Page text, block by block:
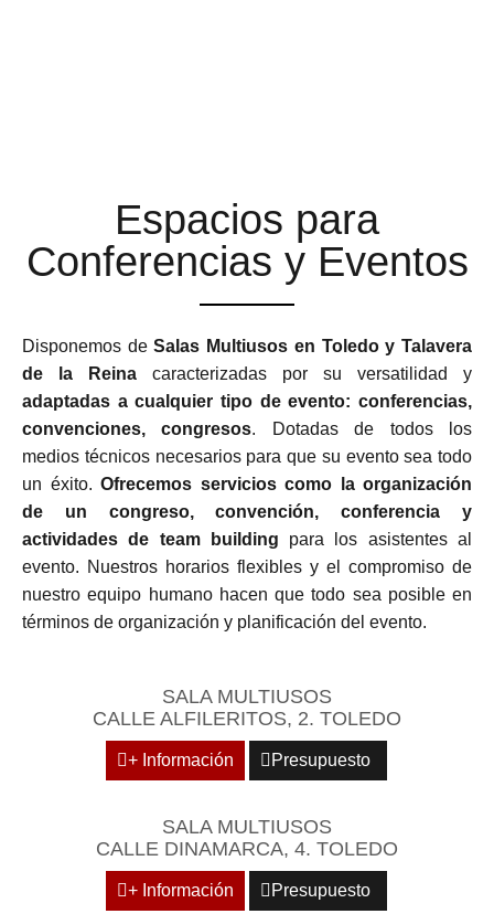
Espacios para
Conferencias y Eventos
Disponemos deSalas Multiusos en Toledo y Talavera
de la Reina caracterizadas por su versatilidad y
adaptadas a cualquier tipo de evento: conferencias,
convenciones, congresos. Dotadas de todos los
medios técnicos necesarios para que su evento sea todo
un éxito. Ofrecemos servicios como la organización
de un congreso, convención, conferencia y
actividades de team building para los asistentes al
evento. Nuestros horarios flexibles y el compromiso de
nuestro equipo humano hacen que todo sea posible en
términos de organización y planificación del evento.
SALA MULTIUSOS
CALLE ALFILERITOS, 2. TOLEDO
+ Información Presupuesto
SALA MULTIUSOS
CALLE DINAMARCA, 4. TOLEDO
+ Información Presupuesto